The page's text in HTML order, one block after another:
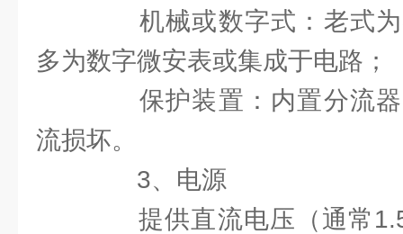
机械或数字式：老式为
多为数字微安表或集成于电路；
保护装置：内置分流器
流损坏。
3、电源
提供直流电压（通常